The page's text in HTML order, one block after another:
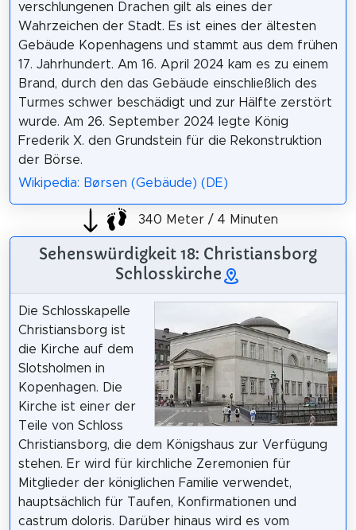
verschlungenen Drachen gilt als eines der
Wahrzeichen der Stadt. Es ist eines der ältesten
Gebäude Kopenhagens und stammt aus dem frühen
17. Jahrhundert. Am 16. April 2024 kam es zu einem
Brand, durch den das Gebäude einschließlich des
Turmes schwer beschädigt und zur Hälfte zerstört
wurde. Am 26. September 2024 legte König
Frederik X. den Grundstein für die Rekonstruktion
der Börse.
Wikipedia: Børsen (Gebäude) (DE)
340 Meter / 4 Minuten
Sehenswürdigkeit 18: Christiansborg
Schlosskirche
Die Schlosskapelle
Christiansborg ist
die Kirche auf dem
Slotsholmen in
Kopenhagen. Die
Kirche ist einer der
Teile von Schloss
Christiansborg, die dem Königshaus zur Verfügung
stehen. Er wird für kirchliche Zeremonien für
Mitglieder der königlichen Familie verwendet,
hauptsächlich für Taufen, Konfirmationen und
castrum doloris. Darüber hinaus wird es vom